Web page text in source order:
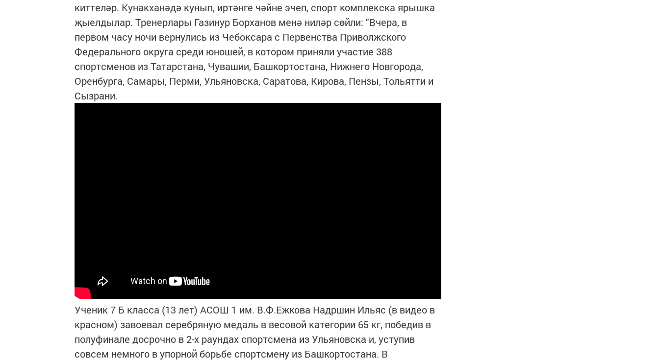
киттеләр. Кунакханәдә кунып, иртәнге чәйне эчеп, спорт комплекска ярышка
җыелдылар. Тренерлары Газинур Борханов менә ниләр сөйли: "Вчера, в
первом часу ночи вернулись из Чебоксара с Первенства Приволжского
Федерального округа среди юношей, в котором приняли участие 388
спортсменов из Татарстана, Чувашии, Башкортостана, Нижнего Новгорода,
Оренбурга, Самары, Перми, Ульяновска, Саратова, Кирова, Пензы, Тольятти и
Сызрани.
Ученик 7 Б класса (13 лет) АСОШ 1 им. В.Ф.Ежкова Надршин Ильяс (в видео в
красном) завоевал серебряную медаль в весовой категории 65 кг, победив в
полуфинале досрочно в 2-х раундах спортсмена из Ульяновска и, уступив
совсем немного в упорной борьбе спортсмену из Башкортостана. В